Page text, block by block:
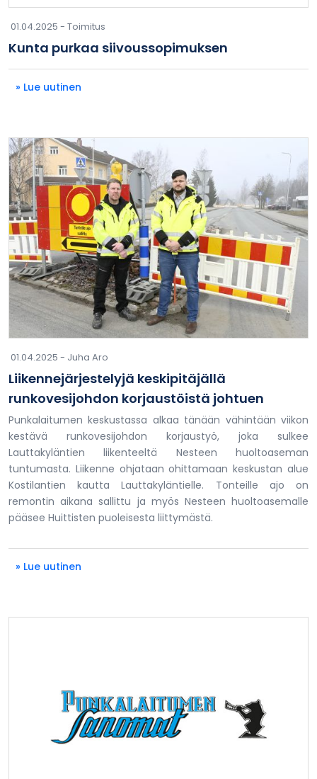
01.04.2025 - Toimitus
Kunta purkaa siivoussopimuksen
» Lue uutinen
01.04.2025 - Juha Aro
Liikennejärjestelyjä keskipitäjällä
runkovesijohdon korjaustöistä johtuen
Punkalaitumen keskustassa alkaa tänään vähintään viikon
kestävä runkovesijohdon korjaustyö, joka sulkee
Lauttakyläntien liikenteeltä Nesteen huoltoaseman
tuntumasta. Liikenne ohjataan ohittamaan keskustan alue
Kostilantien kautta Lauttakyläntielle. Tonteille ajo on
remontin aikana sallittu ja myös Nesteen huoltoasemalle
pääsee Huittisten puoleisesta liittymästä.
» Lue uutinen